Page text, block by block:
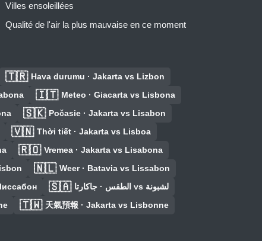
Villes ensoleillées
Qualité de l'air la plus mauvaise en ce moment
🇹🇷 Hava durumu · Jakarta vs Lizbon
🇮🇹 Meteo · Giacarta vs Lisbona
🇸🇰 Počasie · Jakarta vs Lisabon
🇻🇳 Thời tiết · Jakarta vs Lisboa
🇷🇴 Vremea · Jakarta vs Lisabona
🇳🇱 Weer · Batavia vs Lissabon
🇸🇦 الطقس · جاكارتا vs لشبونة
🇹🇼 天氣預報 · Jakarta vs Lisbonne